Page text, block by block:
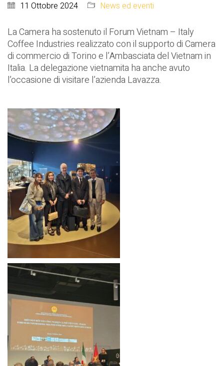
11 Ottobre 2024 News ed eventi
La Camera ha sostenuto il Forum Vietnam – Italy
Coffee Industries realizzato con il supporto di Camera
di commercio di Torino e l’Ambasciata del Vietnam in
Italia. La delegazione vietnamita ha anche avuto
l’occasione di visitare l’azienda Lavazza.